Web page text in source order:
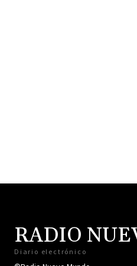
RADIO
Diario electrónico